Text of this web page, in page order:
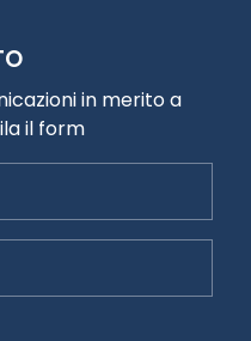
in merito a
il form